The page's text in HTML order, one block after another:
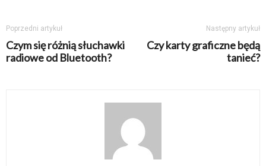
Poprzedni artykuł
Czym się różnią słuchawki
radiowe od Bluetooth?
Następny artykuł
Czy karty graficzne będą
tanieć?